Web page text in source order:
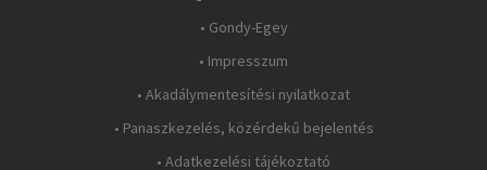
• Gondy-Egey
• Impresszum
• Akadálymentesítési nyilatkozat
• Panaszkezelés, közérdekű bejelentés
• Adatkezelési tájékoztató